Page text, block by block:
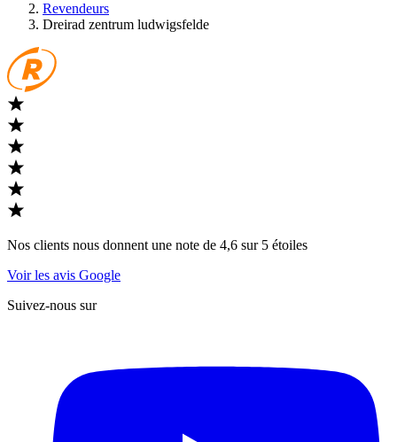
Revendeurs
Dreirad zentrum ludwigsfelde
Nos clients nous donnent une note de 4,6 sur 5 étoiles
Voir les avis Google
Suivez-nous sur